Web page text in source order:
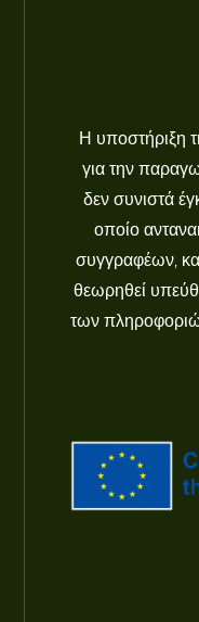
Η υποστήριξη
για την
δεν συνιστά
οποίο
συγγραφέων,
θεωρηθεί
των